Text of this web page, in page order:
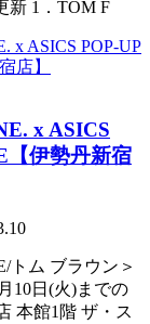
新 1．TOM F
x ASICS
【伊勢丹新宿
トム ブラウン＞
10日(火)までの
本館1階 ザ・ス